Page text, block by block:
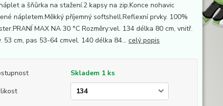
a šňůrka na stažení.2 kapsy na zip.Konce nohavic
nápletem.Měkký příjemný softshell.Reflexní prvky. 100%
MAX NA 30 °C Rozměry:vel. 134 délka 80 cm, vnitř.
53 cm, pas 53-64 cmvel. 140 délka 84... celý popis
Skladem 1 ks